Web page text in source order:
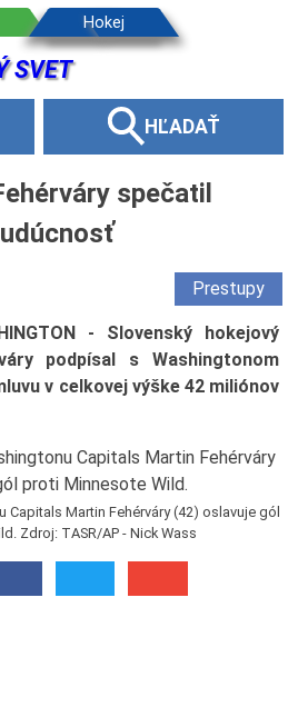
HĽADAŤ
spečatil
Prestupy
- Slovenský hokejový
podpísal s Washingtonom
v celkovej výške 42 miliónov
Capitals Martin Fehérváry (42) oslavuje gól
Zdroj: TASR/AP - Nick Wass